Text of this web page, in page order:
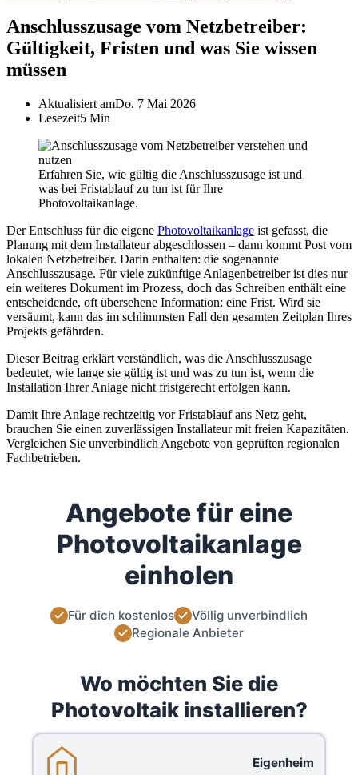
Anschlusszusage vom Netzbetreiber:
Gültigkeit, Fristen und was Sie wissen
müssen
Aktualisiert amDo. 7 Mai 2026
Lesezeit5 Min
Erfahren Sie, wie gültig die Anschlusszusage ist und
was bei Fristablauf zu tun ist für Ihre
Photovoltaikanlage.
Der Entschluss für die eigene Photovoltaikanlage ist gefasst, die
Planung mit dem Installateur abgeschlossen – dann kommt Post vom
lokalen Netzbetreiber. Darin enthalten: die sogenannte
Anschlusszusage. Für viele zukünftige Anlagenbetreiber ist dies nur
ein weiteres Dokument im Prozess, doch das Schreiben enthält eine
entscheidende, oft übersehene Information: eine Frist. Wird sie
versäumt, kann das im schlimmsten Fall den gesamten Zeitplan Ihres
Projekts gefährden.
Dieser Beitrag erklärt verständlich, was die Anschlusszusage
bedeutet, wie lange sie gültig ist und was zu tun ist, wenn die
Installation Ihrer Anlage nicht fristgerecht erfolgen kann.
Damit Ihre Anlage rechtzeitig vor Fristablauf ans Netz geht,
brauchen Sie einen zuverlässigen Installateur mit freien Kapazitäten.
Vergleichen Sie unverbindlich Angebote von geprüften regionalen
Fachbetrieben.
Angebote für eine
Photovoltaikanlage
einholen
Für dich kostenlos
Völlig unverbindlich
Regionale Anbieter
Wo möchten Sie die
Photovoltaik installieren?
Eigenheim